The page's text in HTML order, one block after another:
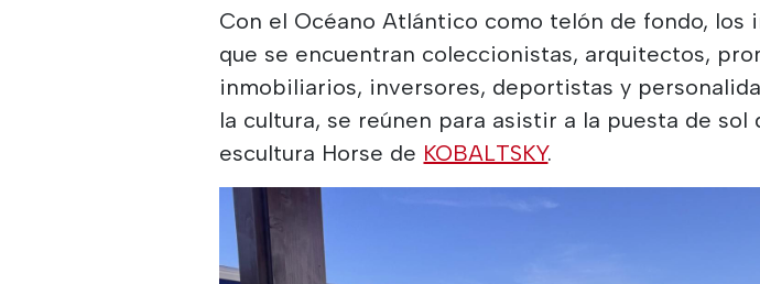
Con el Océano Atlántico como telón de fondo, los
que se encuentran coleccionistas, arquitectos,
inmobiliarios, inversores, deportistas y
la cultura, se reúnen para asistir a la puesta de sol
escultura Horse de KOBALTSKY.